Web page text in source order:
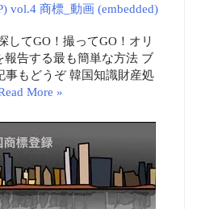
vol.4 商標_動画 (embedded)
してGO！撮ってGO！オリ
告する最も簡単な方法 ブ
事もどうぞ 韓国知識財産処
More »